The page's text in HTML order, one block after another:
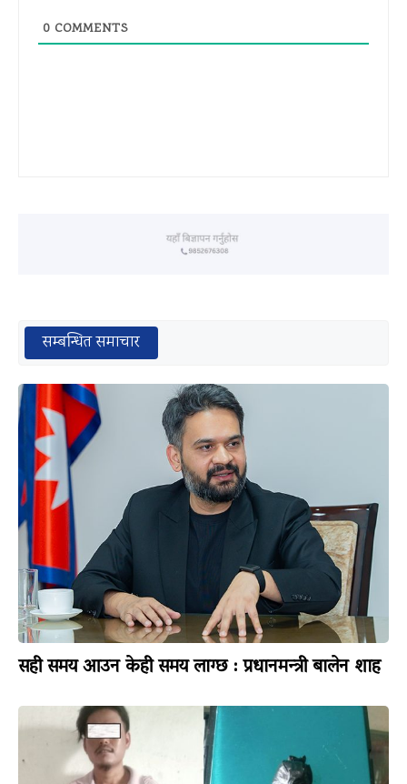
0 COMMENTS
सम्बन्धित समाचार
सही समय आउन केही समय लाग्छ : प्रधानमन्त्री बालेन शाह